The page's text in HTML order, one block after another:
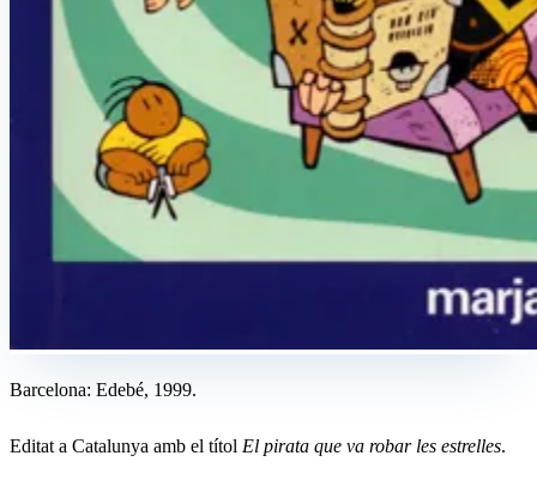
Barcelona: Edebé, 1999.
Editat a Catalunya amb el títol El pirata que va robar les estrelles.